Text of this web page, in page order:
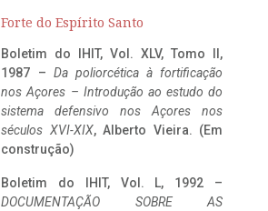
Forte do Espírito Santo
Boletim do IHIT, Vol. XLV, Tomo II,
1987 – Da poliorcética à fortificação
nos Açores – Introdução ao estudo do
sistema defensivo nos Açores nos
séculos XVI-XIX, Alberto Vieira. (Em
construção)
Boletim do IHIT, Vol. L, 1992 –
DOCUMENTAÇÃO SOBRE AS